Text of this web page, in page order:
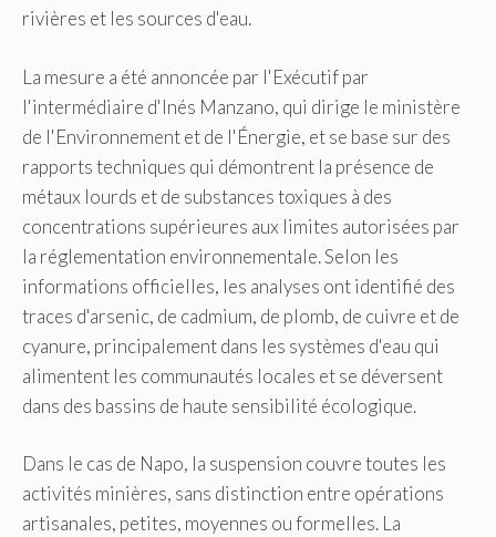
rivières et les sources d'eau.
La mesure a été annoncée par l'Exécutif par
l'intermédiaire d'Inés Manzano, qui dirige le ministère
de l'Environnement et de l'Énergie, et se base sur des
rapports techniques qui démontrent la présence de
métaux lourds et de substances toxiques à des
concentrations supérieures aux limites autorisées par
la réglementation environnementale. Selon les
informations officielles, les analyses ont identifié des
traces d'arsenic, de cadmium, de plomb, de cuivre et de
cyanure, principalement dans les systèmes d'eau qui
alimentent les communautés locales et se déversent
dans des bassins de haute sensibilité écologique.
Dans le cas de Napo, la suspension couvre toutes les
activités minières, sans distinction entre opérations
artisanales, petites, moyennes ou formelles. La